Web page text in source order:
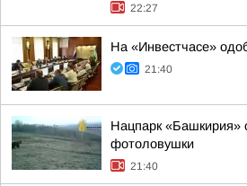
22:27
На «Инвестчасе»
21:40
Нацпарк «Башкирия»
фотоловушки
21:40